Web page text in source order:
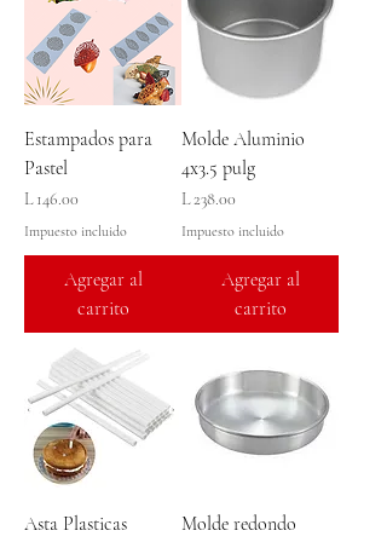
Estampados para
Pastel
Precio
L 146.00
Impuesto incluido
Agregar al
carrito
Molde Aluminio
4x3.5 pulg
Precio
L 238.00
Impuesto incluido
Agregar al
carrito
Asta Plasticas
Molde redondo